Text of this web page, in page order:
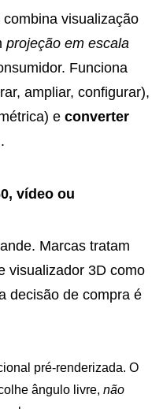
combina visualização
projeção em escala
Funciona
ampliar, configurar),
e converter
vídeo ou
Marcas tratam
visualizador 3D como
decisão de compra é
pré-renderizada. O
ângulo livre, não